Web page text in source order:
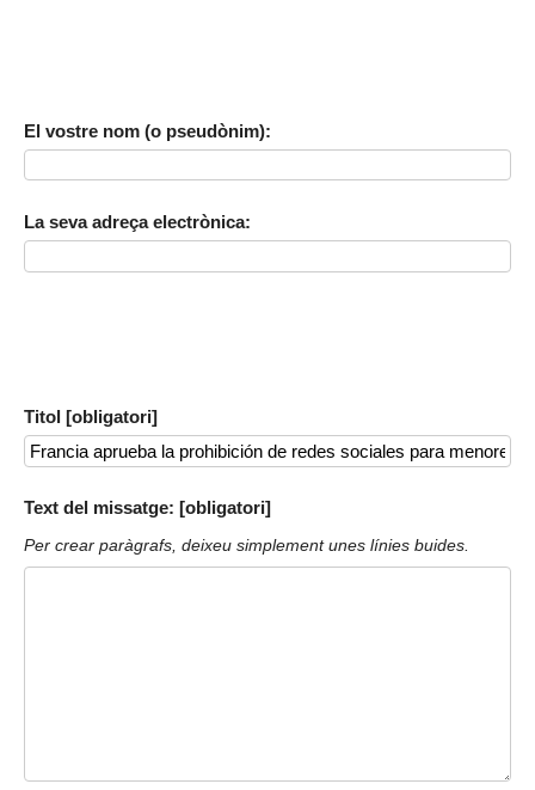
El vostre nom (o pseudònim):
La seva adreça electrònica:
Titol [obligatori]
Text del missatge: [obligatori]
Per crear paràgrafs, deixeu simplement unes línies buides.